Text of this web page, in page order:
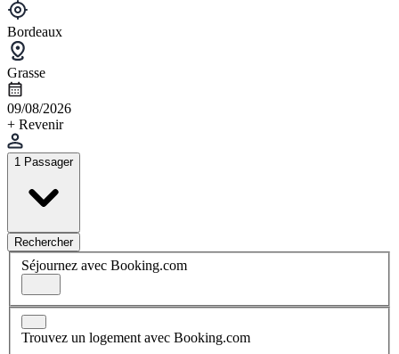
Bordeaux
Grasse
09/08/2026
+ Revenir
1 Passager
Rechercher
Séjournez avec Booking.com
Trouvez un logement avec Booking.com